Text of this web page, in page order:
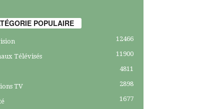
POPULAIRE
12466
Télévisés 11900
4811
TV 2898
1677